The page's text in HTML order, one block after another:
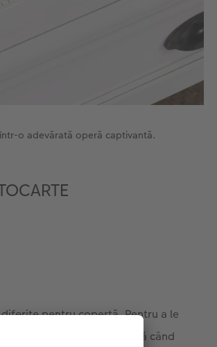
o adevărată operă captivantă.
pentru copertă. Pentru a le
călătorie" din editor până când